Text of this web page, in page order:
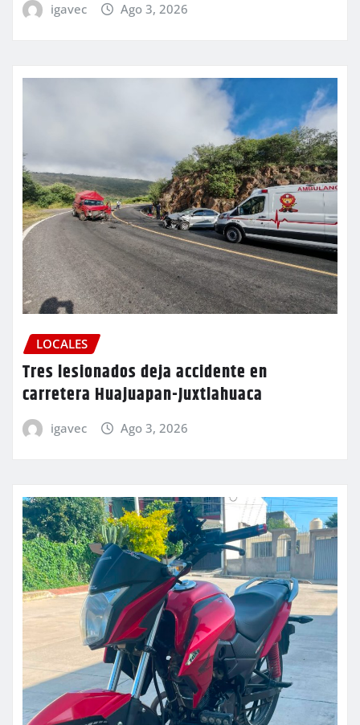
igavec Ago 3, 2026
LOCALES
Tres lesionados deja accidente en
carretera Huajuapan-Juxtlahuaca
igavec Ago 3, 2026